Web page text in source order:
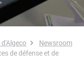
Newsroom
de défense et de